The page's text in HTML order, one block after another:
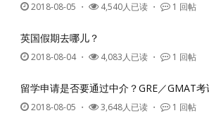
2018-08-05 ・ 4,540人已读 ・ 1 回帖
英国假期去哪儿？
2018-08-04・ 4,083人已读 ・ 1 回帖
留学申请是否要通过中介？GRE／GMAT考
2018-08-05 ・ 3,648人已读 ・ 1 回帖